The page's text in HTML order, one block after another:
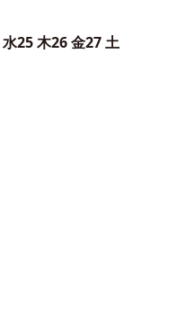
水25木26金27土